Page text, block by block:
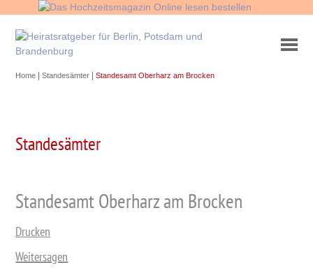
Home |Standesämter |Standesamt Oberharz am Brocken
Standesämter
Standesamt Oberharz am Brocken
Drucken
Weitersagen